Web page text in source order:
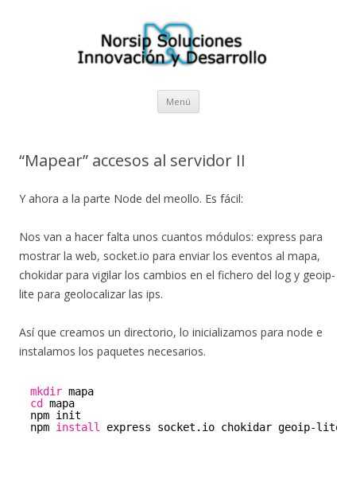
Norsip Soluciones I+D
El blog de la empresa cántabra Norsip Soluciones Innovación y
Desarrollo
Menú Saltar al contenido
“Mapear” accesos al servidor II
Y ahora a la parte Node del meollo. Es fácil:
Nos van a hacer falta unos cuantos módulos: express para
mostrar la web, socket.io para enviar los eventos al mapa,
chokidar para vigilar los cambios en el fichero del log y geoip-
lite para geolocalizar las ips.
Así que creamos un directorio, lo inicializamos para node e
instalamos los paquetes necesarios.
mkdir mapa
cd mapa
npm init
npm install express socket.io chokidar geoip-lite